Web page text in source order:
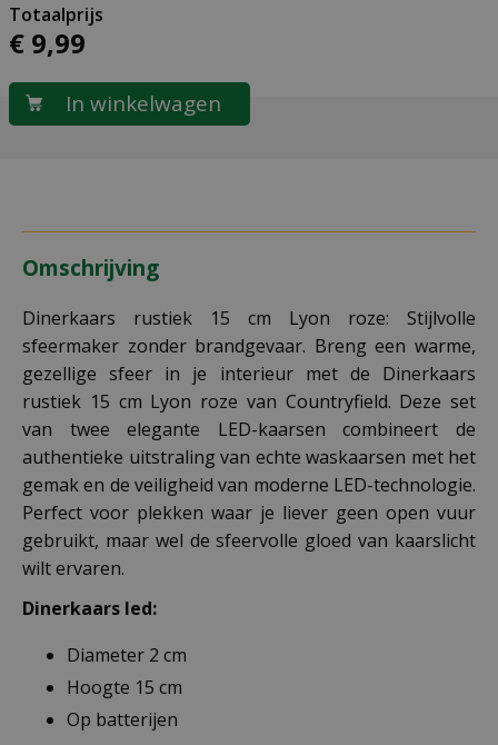
€ 9,99
Omschrijving
Dinerkaars rustiek 15 cm Lyon roze: Stijlvolle
sfeermaker zonder brandgevaar. Breng een warme,
gezellige sfeer in je interieur met de Dinerkaars
rustiek 15 cm Lyon roze van Countryfield. Deze set
van twee elegante LED-kaarsen combineert de
authentieke uitstraling van echte waskaarsen met het
gemak en de veiligheid van moderne LED-technologie.
Perfect voor plekken waar je liever geen open vuur
gebruikt, maar wel de sfeervolle gloed van kaarslicht
wilt ervaren.
Dinerkaars led:
Diameter 2 cm
Hoogte 15 cm
Op batterijen